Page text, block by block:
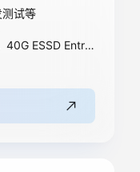
试等
2核2G，3M固定带宽，40G ESSD Entry盘